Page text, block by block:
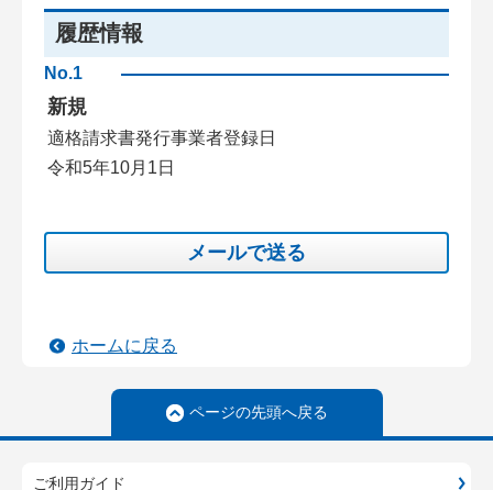
履歴情報
No.1
新規
適格請求書発行事業者登録日
令和5年10月1日
メールで送る
ホームに戻る
ページの先頭へ戻る
ご利用ガイド